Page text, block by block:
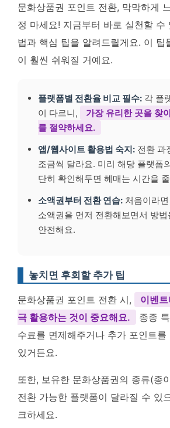
문화상품권 포인트 전환, 막막하게
정 마세요! 지금부터 바로 실천할 수
법과 핵심 팁을 알려드릴게요. 이 팁
이 훨씬 쉬워질 거예요.
플랫폼별 전환율 비교 필수: 각 플
이 다르니,
가장 유리한 곳을 찾
를 절약하세요.
앱/웹사이트 활용법 숙지: 전환 과
조금씩 달라요. 미리 해당 플랫폼
단히 확인해두면 헤매는 시간을
소액권부터 전환 연습: 처음이라
소액권을 먼저 전환해보면서 방
안전해요.
놓치면 후회할 추가 팁
문화상품권 포인트 전환 시,
이벤
극 활용하는 것이 중요해요.
종종
수료를 면제해주거나 추가 포인트
있거든요.
또한, 보유한 문화상품권의 종류(종
전환 가능한 플랫폼이 달라질 수 있
크하세요.